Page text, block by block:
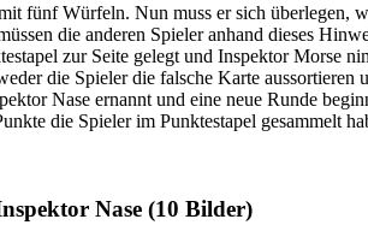
fünf Würfeln. Nun muss er sich überlegen,
die anderen Spieler anhand dieses
zur Seite gelegt und Inspektor Morse
die Spieler die falsche Karte
Nase ernannt und eine neue Runde
die Spieler im Punktestapel gesammelt
Nase (10 Bilder)